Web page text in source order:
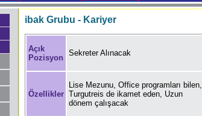
ibak Grubu - Kariyer
Açık
Pozisyon
Sekreter Alınacak
Özellikler
Lise Mezunu, Office programları bilen,
Turgutreis de ikamet eden, Uzun
dönem çalışacak